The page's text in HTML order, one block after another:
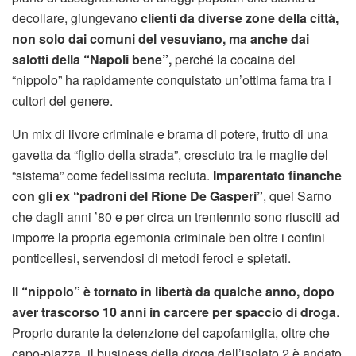
decollare, giungevanoclienti da diverse zone della città,
non solo dai comuni del vesuviano, ma anche dai
salotti della “Napoli bene”,perché la cocaina del
“nippolo” ha rapidamente conquistato un’ottima fama tra i
cultori del genere.
Un mix di livore criminale e brama di potere, frutto di una
gavetta da “figlio della strada”, cresciuto tra le maglie del
“sistema” come fedelissima recluta. Imparentato finanche
con gli ex “padroni del Rione De Gasperi”, quei Sarno
che dagli anni ’80 e per circa un trentennio sono riusciti ad
imporre la propria egemonia criminale ben oltre i confini
ponticellesi, servendosi di metodi feroci e spietati.
Il “nippolo” è tornato in libertà da qualche anno, dopo
aver trascorso 10 anni in carcere per spaccio di droga.
Proprio durante la detenzione del capofamiglia, oltre che